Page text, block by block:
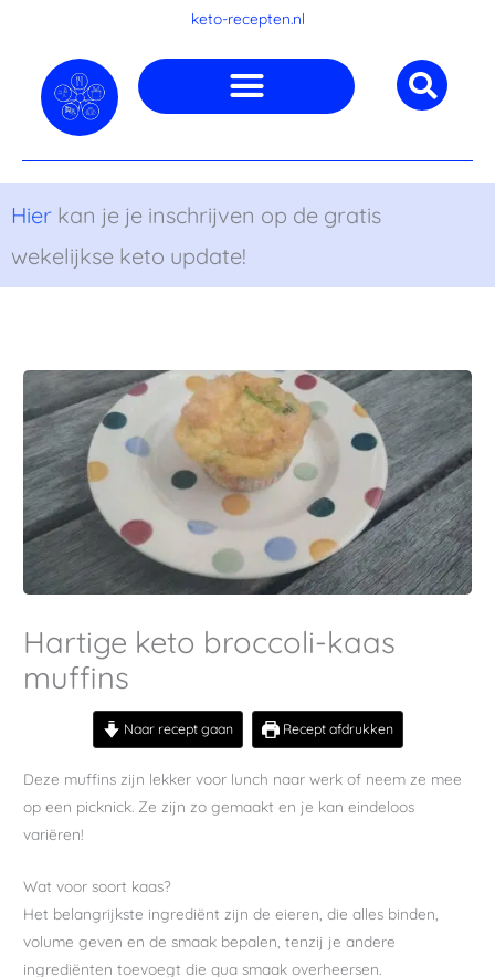
inhoud
keto-recepten.nl
Hier kan je je inschrijven op de gratis
wekelijkse keto update!
Hartige keto broccoli-kaas
muffins
Naar recept gaan Recept afdrukken
Deze muffins zijn lekker voor lunch naar werk of neem ze mee
op een picknick. Ze zijn zo gemaakt en je kan eindeloos
variëren!
Wat voor soort kaas?
Het belangrijkste ingrediënt zijn de eieren, die alles binden,
volume geven en de smaak bepalen, tenzij je andere
ingrediënten toevoegt die qua smaak overheersen.